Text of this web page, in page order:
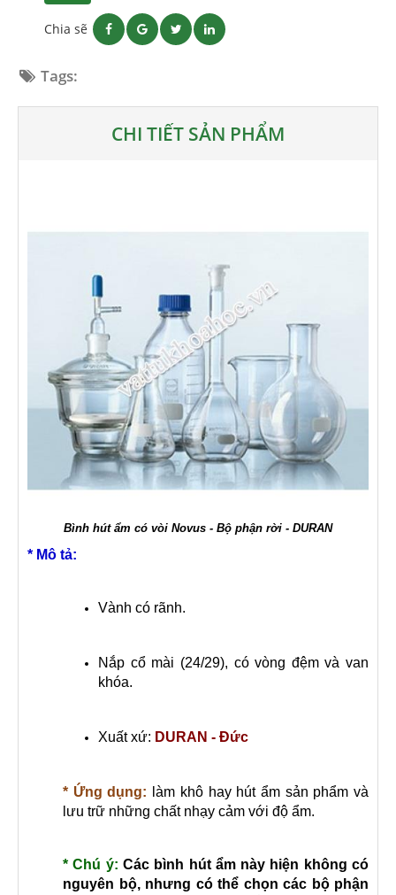
Chia sẽ
Tags:
CHI TIẾT SẢN PHẨM
Bình hút ẩm có vòi Novus - Bộ phận rời - DURAN
* Mô tả:
Vành có rãnh.
Nắp cổ mài (24/29), có vòng đệm và van
khóa.
Xuất xứ: DURAN - Đức
* Ứng dụng: làm khô hay hút ẩm sản phẩm và
lưu trữ những chất nhạy cảm với độ ẩm.
* Chú ý: Các bình hút ẩm này hiện không có
nguyên bộ, nhưng có thể chọn các bộ phận